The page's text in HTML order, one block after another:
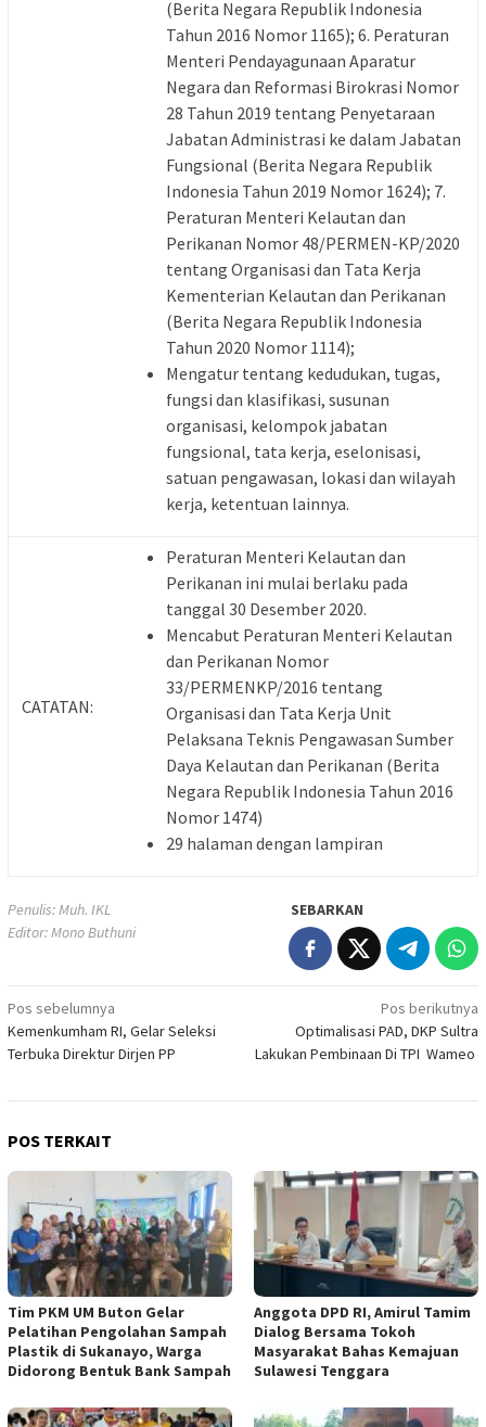
(Berita Negara Republik Indonesia
Tahun 2016 Nomor 1165); 6. Peraturan
Menteri Pendayagunaan Aparatur
Negara dan Reformasi Birokrasi Nomor
28 Tahun 2019 tentang Penyetaraan
Jabatan Administrasi ke dalam Jabatan
Fungsional (Berita Negara Republik
Indonesia Tahun 2019 Nomor 1624); 7.
Peraturan Menteri Kelautan dan
Perikanan Nomor 48/PERMEN-KP/2020
tentang Organisasi dan Tata Kerja
Kementerian Kelautan dan Perikanan
(Berita Negara Republik Indonesia
Tahun 2020 Nomor 1114);
Mengatur tentang kedudukan, tugas,
fungsi dan klasifikasi, susunan
organisasi, kelompok jabatan
fungsional, tata kerja, eselonisasi,
satuan pengawasan, lokasi dan wilayah
kerja, ketentuan lainnya.
CATATAN:
Peraturan Menteri Kelautan dan
Perikanan ini mulai berlaku pada
tanggal 30 Desember 2020.
Mencabut Peraturan Menteri Kelautan
dan Perikanan Nomor
33/PERMENKP/2016 tentang
Organisasi dan Tata Kerja Unit
Pelaksana Teknis Pengawasan Sumber
Daya Kelautan dan Perikanan (Berita
Negara Republik Indonesia Tahun 2016
Nomor 1474)
29 halaman dengan lampiran
Penulis: Muh. IKL
Editor: Mono Buthuni
SEBARKAN
Navigasi
pos
Pos sebelumnya
Kemenkumham RI, Gelar Seleksi
Terbuka Direktur Dirjen PP
Pos berikutnya
Optimalisasi PAD, DKP Sultra
Lakukan Pembinaan Di TPI Wameo
POS TERKAIT
Tim PKM UM Buton Gelar
Pelatihan Pengolahan Sampah
Plastik di Sukanayo, Warga
Didorong Bentuk Bank Sampah
Anggota DPD RI, Amirul Tamim
Dialog Bersama Tokoh
Masyarakat Bahas Kemajuan
Sulawesi Tenggara